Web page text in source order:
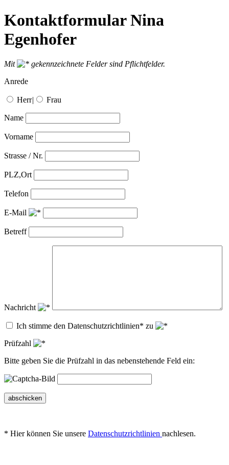
Kontaktformular Nina
Egenhofer
Mit
gekennzeichnete Felder sind Pflichtfelder.
Anrede
Herr| Frau
Name
Vorname
Strasse / Nr.
PLZ,Ort
Telefon
E-Mail
Betreff
Nachricht
Ich stimme den Datenschutzrichtlinien* zu
Prüfzahl
Bitte geben Sie die Prüfzahl in das nebenstehende Feld ein:
abschicken
* Hier können Sie unsere Datenschutzrichtlinien nachlesen.